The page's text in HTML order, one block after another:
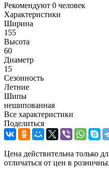
Рекомендуют 0 человек
Характеристики
Ширина
155
Высота
60
Диаметр
15
Сезонность
Летние
Шипы
нешипованная
Все характеристики
Поделиться
Цена действительна только
отличаться от цен в